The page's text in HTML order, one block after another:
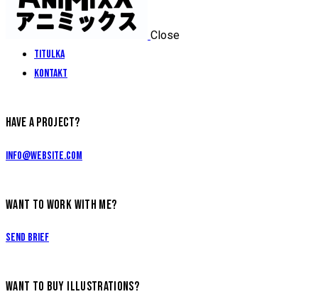
Close
Titulka
Kontakt
HAVE A PROJECT?
info@website.com
WANT TO WORK WITH ME?
Send Brief
WANT TO BUY ILLUSTRATIONS?